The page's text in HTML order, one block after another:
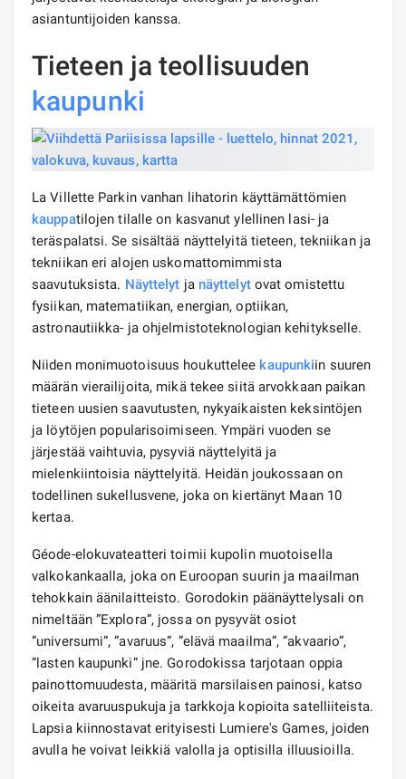
asiantuntijoiden kanssa.
Tieteen ja teollisuuden
kaupunki
La Villette Parkin vanhan lihatorin käyttämättömien
kauppatilojen tilalle on kasvanut ylellinen lasi- ja
teräspalatsi. Se sisältää näyttelyitä tieteen, tekniikan ja
tekniikan eri alojen uskomattomimmista
saavutuksista. Näyttelyt ja näyttelytovat omistettu
fysiikan, matematiikan, energian, optiikan,
astronautiikka- ja ohjelmistoteknologian kehitykselle.
Niiden monimuotoisuus houkuttelee kaupunkiin suuren
määrän vierailijoita, mikä tekee siitä arvokkaan paikan
tieteen uusien saavutusten, nykyaikaisten keksintöjen
ja löytöjen popularisoimiseen. Ympäri vuoden se
järjestää vaihtuvia, pysyviä näyttelyitä ja
mielenkiintoisia näyttelyitä. Heidän joukossaan on
todellinen sukellusvene, joka on kiertänyt Maan 10
kertaa.
Géode-elokuvateatteri toimii kupolin muotoisella
valkokankaalla, joka on Euroopan suurin ja maailman
tehokkain äänilaitteisto. Gorodokin päänäyttelysali on
nimeltään ”Explora”, jossa on pysyvät osiot
”universumi”, ”avaruus”, ”elävä maailma”, ”akvaario”,
”lasten kaupunki” jne. Gorodokissa tarjotaan oppia
painottomuudesta, määritä marsilaisen painosi, katso
oikeita avaruuspukuja ja tarkkoja kopioita satelliiteista.
Lapsia kiinnostavat erityisesti Lumiere's Games, joiden
avulla he voivat leikkiä valolla ja optisilla illuusioilla.